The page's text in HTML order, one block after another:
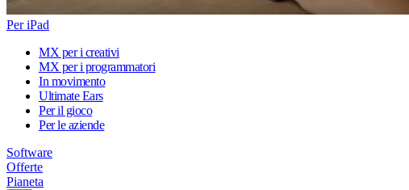
Per iPad
MX per i creativi
MX per i programmatori
In movimento
Ultimate Ears
Per il gioco
Per le aziende
Software
Offerte
Pianeta